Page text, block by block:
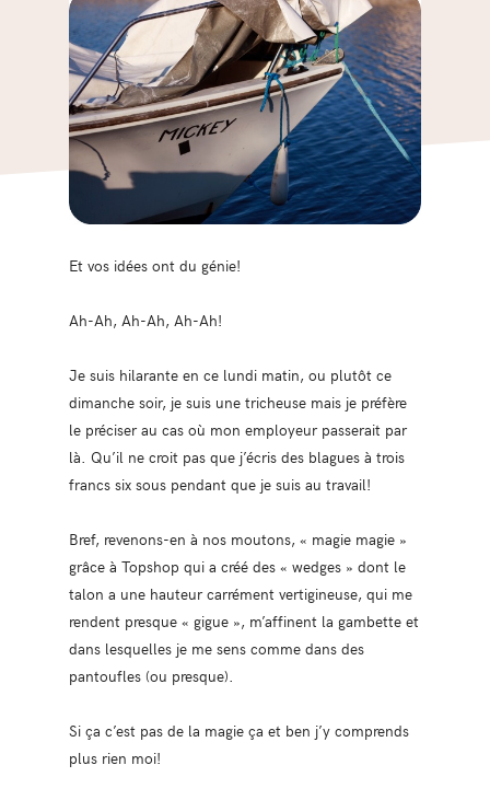
Et vos idées ont du génie!
Ah-Ah, Ah-Ah, Ah-Ah!
Je suis hilarante en ce lundi matin, ou plutôt ce
dimanche soir, je suis une tricheuse mais je préfère
le préciser au cas où mon employeur passerait par
là. Qu’il ne croit pas que j’écris des blagues à trois
francs six sous pendant que je suis au travail!
Bref, revenons-en à nos moutons, « magie magie »
grâce à Topshop qui a créé des « wedges » dont le
talon a une hauteur carrément vertigineuse, qui me
rendent presque « gigue », m’affinent la gambette et
dans lesquelles je me sens comme dans des
pantoufles (ou presque).
Si ça c’est pas de la magie ça et ben j’y comprends
plus rien moi!